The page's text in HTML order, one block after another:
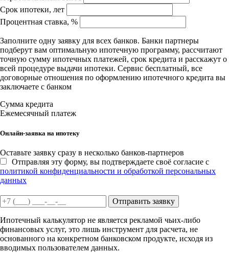
Срок ипотеки, лет
Процентная ставка, %
Заполните одну заявку для всех банков. Банки партнеры
подберут вам оптимальную ипотечную программу, рассчитают
точную сумму ипотечных платежей, срок кредита и расскажут о
всей процедуре выдачи ипотеки. Сервис бесплатный, все
договорные отношения по оформлению ипотечного кредита вы
заключаете с банком
Сумма кредита
Ежемесячный платеж
Онлайн-заявка на ипотеку
Оставьте заявку сразу в несколько банков-партнеров
Отправляя эту форму, вы подтверждаете своё согласие с
политикой конфиденциальности и обработкой персональных
данных
Отправить заявку
Ипотечный калькулятор не является рекламой чьих-либо
финансовых услуг, это лишь инструмент для расчета, не
основанного на конкретном банковском продукте, исходя из
вводимых пользователем данных.